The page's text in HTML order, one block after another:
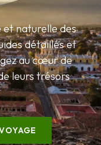
et naturelle des
détaillés et
au cœur de
leurs trésors